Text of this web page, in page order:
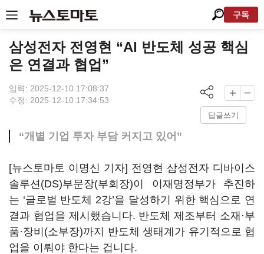
구독
삼성전자 전영현 “AI 반도체 성공 핵심
은 연결과 협업”
입력: 2025-12-10 17:08:37
수정: 2025-12-10 17:34:53
답글쓰기
“개별 기업 투자 부담 커지고 있어”
[뉴스토마토 이명신 기자] 전영현 삼성전자 디바이스
솔루션(DS)부문장(부회장)이 이재명정부가 추진하
는 ‘글로벌 반도체 2강’을 달성하기 위한 핵심으로 연
결과 협업을 제시했습니다. 반도체 제조부터 소재·부
품·장비(소부장)까지 반도체 생태계가 유기적으로 협
업을 이뤄야 한다는 겁니다.